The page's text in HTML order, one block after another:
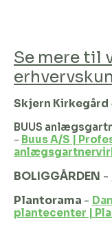
Se mere til
Skjern Kirkegård
BUUS
- Buus A/S |
BOLIGGÅRDEN -
Plantorama -
plantecenter |